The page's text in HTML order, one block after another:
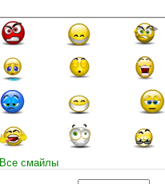
Все смайлы